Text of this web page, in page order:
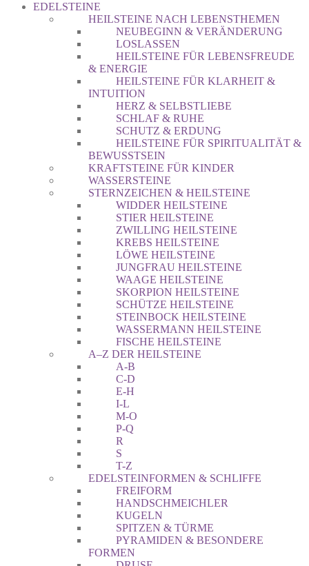
EDELSTEINE
HEILSTEINE NACH LEBENSTHEMEN
NEUBEGINN & VERÄNDERUNG
LOSLASSEN
HEILSTEINE FÜR LEBENSFREUDE
& ENERGIE
HEILSTEINE FÜR KLARHEIT &
INTUITION
HERZ & SELBSTLIEBE
SCHLAF & RUHE
SCHUTZ & ERDUNG
HEILSTEINE FÜR SPIRITUALITÄT &
BEWUSSTSEIN
KRAFTSTEINE FÜR KINDER
WASSERSTEINE
STERNZEICHEN & HEILSTEINE
WIDDER HEILSTEINE
STIER HEILSTEINE
ZWILLING HEILSTEINE
KREBS HEILSTEINE
LÖWE HEILSTEINE
JUNGFRAU HEILSTEINE
WAAGE HEILSTEINE
SKORPION HEILSTEINE
SCHÜTZE HEILSTEINE
STEINBOCK HEILSTEINE
WASSERMANN HEILSTEINE
FISCHE HEILSTEINE
A–Z DER HEILSTEINE
A-B
C-D
E-H
I-L
M-O
P-Q
R
S
T-Z
EDELSTEINFORMEN & SCHLIFFE
FREIFORM
HANDSCHMEICHLER
KUGELN
SPITZEN & TÜRME
PYRAMIDEN & BESONDERE
FORMEN